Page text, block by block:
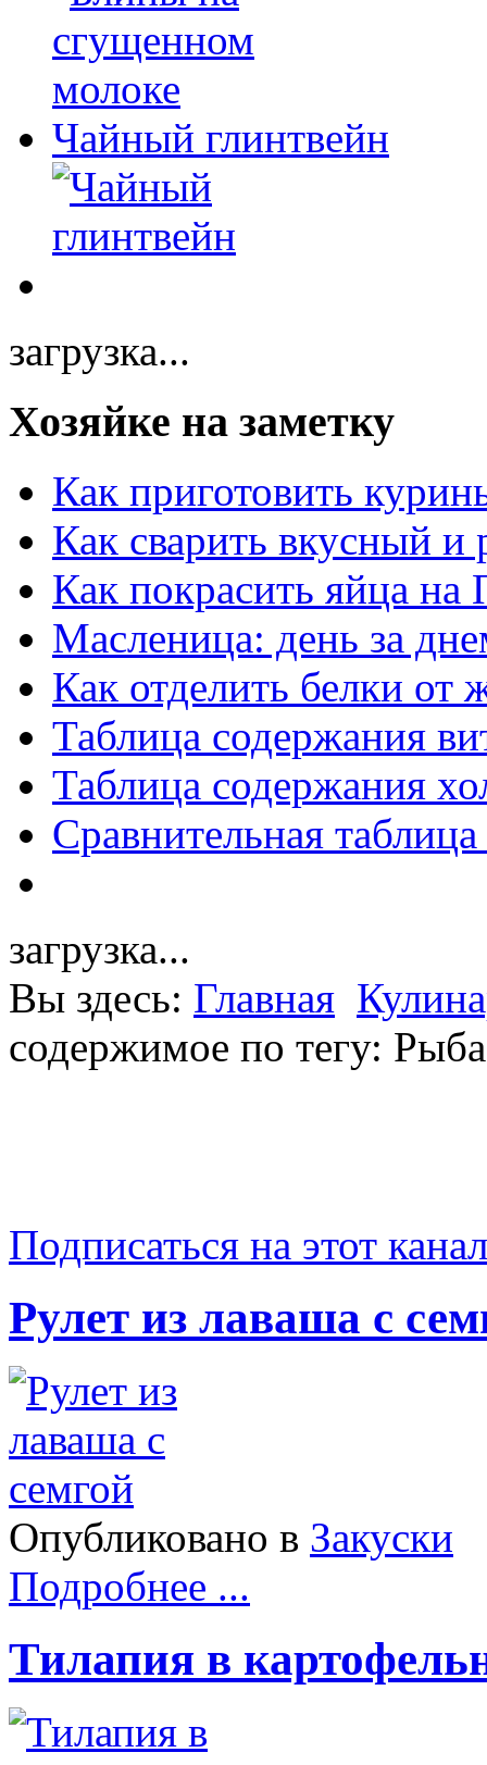
Чайный глинтвейн
загрузка...
Хозяйке на заметку
Как приготовить
Как сварить вкусный и
Как покрасить яйца на
Масленица: день за
Как отделить белки от
Таблица содержания
Таблица содержания
Сравнительная
загрузка...
Вы здесь: Главная
содержимое по тегу: Рыба
Подписаться на этот
Рулет из лаваша с
Опубликовано в Закуски
Подробнее ...
Тилапия в